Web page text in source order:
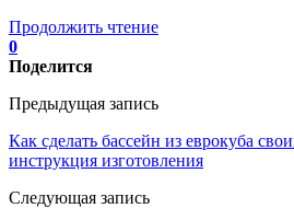
Продолжить чтение
0
Поделится
Предыдущая запись
Как сделать бассейн из еврокуба
инструкция изготовления
Следующая запись